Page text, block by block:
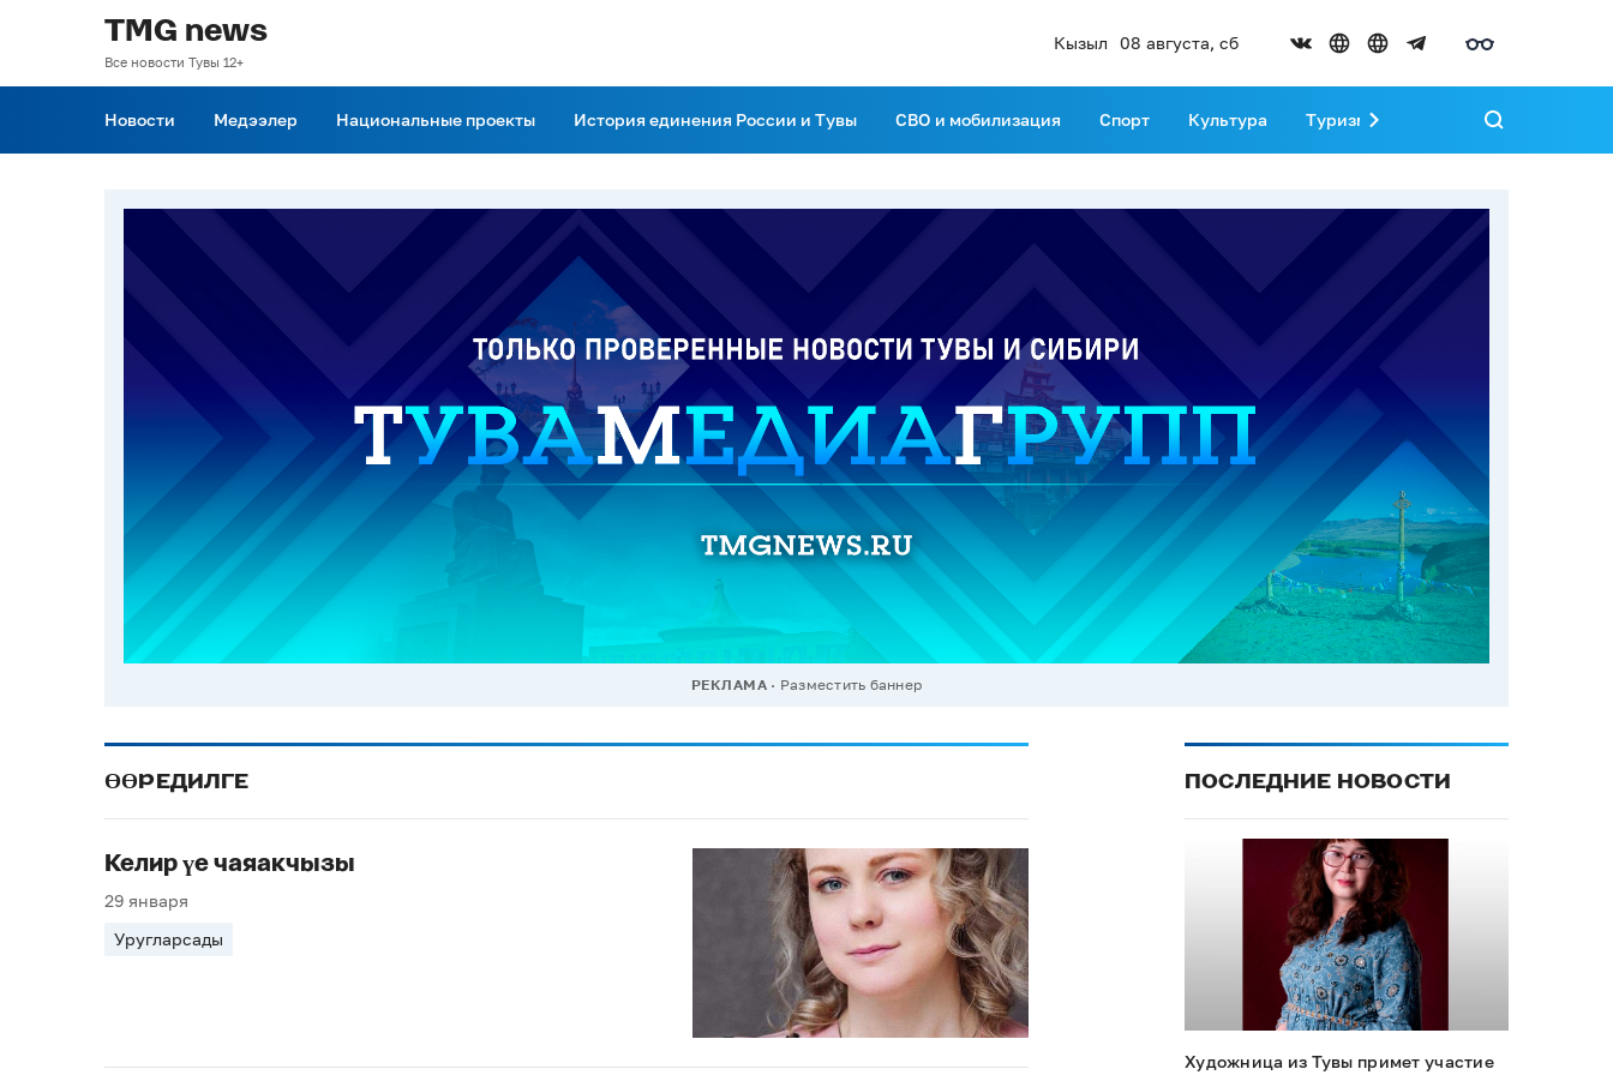
TMG news
Все новости Тувы 12+
Кызыл 08 августа, сб
Новости Медээлер Национальные проекты История единения России и Тувы СВО и мобилизация Спорт Культура Туризм Развитие Тувы
РЕКЛАМА Разместить баннер
ӨӨРЕДИЛГЕ
Келир үе чаяакчызы
29 января
Уругларсады
ПОСЛЕДНИЕ НОВОСТИ
Художница из Тувы примет участие